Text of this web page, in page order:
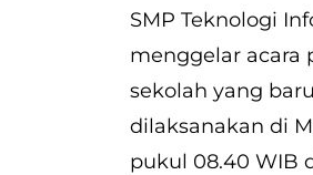
SMP Teknologi
menggelar acara
sekolah yang
dilaksanakan di
pukul 08.40 WIB